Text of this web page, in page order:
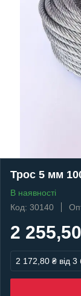
Трос 5 мм
В наявності
Код: 30140
2 255,50
2 172,80 ₴ від 3